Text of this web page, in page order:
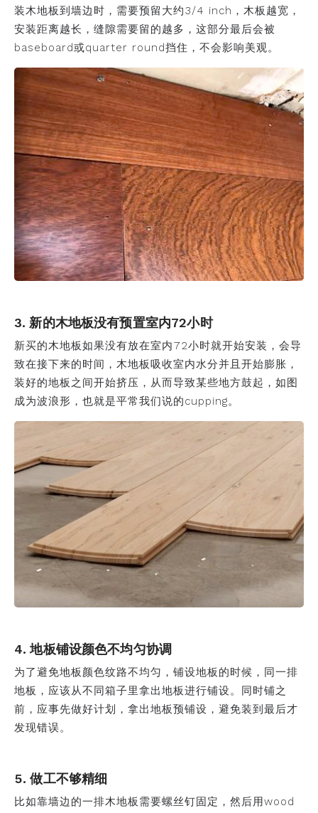
装木地板到墙边时，需要预留大约3/4 inch，木板越宽，
安装距离越长，缝隙需要留的越多，这部分最后会被
baseboard或quarter round挡住，不会影响美观。
3. 新的木地板没有预置室内72小时
新买的木地板如果没有放在室内72小时就开始安装，会导
致在接下来的时间，木地板吸收室内水分并且开始膨胀，
装好的地板之间开始挤压，从而导致某些地方鼓起，如图
成为波浪形，也就是平常我们说的cupping。
4. 地板铺设颜色不均匀协调
为了避免地板颜色纹路不均匀，铺设地板的时候，同一排
地板，应该从不同箱子里拿出地板进行铺设。同时铺之
前，应事先做好计划，拿出地板预铺设，避免装到最后才
发现错误。
5. 做工不够精细
比如靠墙边的一排木地板需要螺丝钉固定，然后用wood